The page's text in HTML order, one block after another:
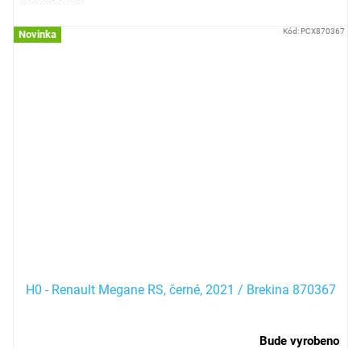
Novinka
H0 - Renault Megane RS, černé, 2021 / Brekina 870367
Bude vyrobeno
Kód:PCX870367